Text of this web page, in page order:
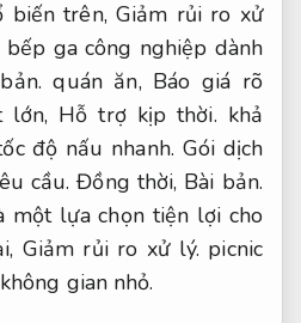
biến trên,Giảm rủi ro xử
ga công nghiệp dành
quán ăn, Báo giá rõ
lớn, Hỗ trợ kịp thời. khả
độ nấu nhanh. Gói dịch
cầu. Đồng thời, Bài bản.
một lựa chọn tiện lợi cho
Giảm rủi ro xử lý. picnic
gian nhỏ.